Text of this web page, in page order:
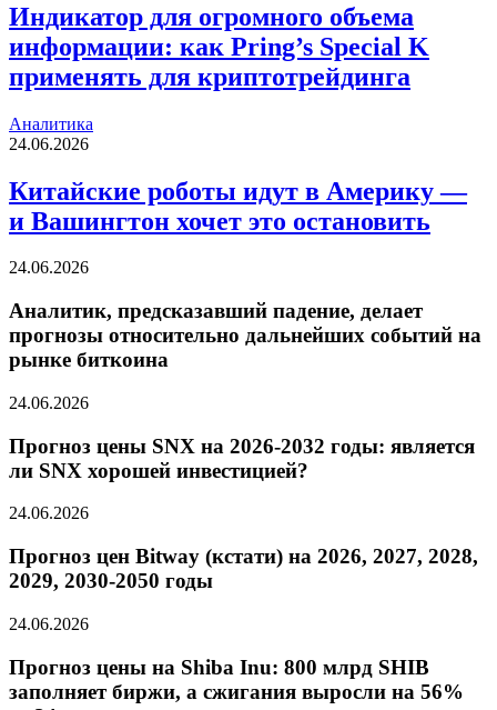
Индикатор для огромного объема
информации: как Pring’s Special K
применять для криптотрейдинга
Аналитика
24.06.2026
Китайские роботы идут в Америку —
и Вашингтон хочет это остановить
24.06.2026
Аналитик, предсказавший падение, делает
прогнозы относительно дальнейших событий на
рынке биткоина
24.06.2026
Прогноз цены SNX на 2026-2032 годы: является
ли SNX хорошей инвестицией?
24.06.2026
Прогноз цен Bitway (кстати) на 2026, 2027, 2028,
2029, 2030-2050 годы
24.06.2026
Прогноз цены на Shiba Inu: 800 млрд SHIB
заполняет биржи, а сжигания выросли на 56%